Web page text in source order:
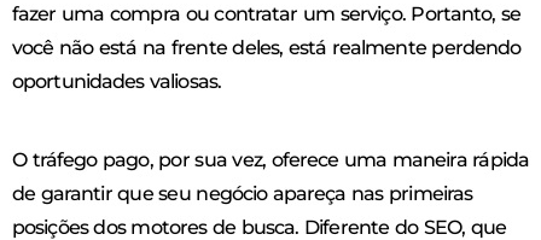
fazer uma compra ou contratar um serviço. Portanto, se
você não está na frente deles, está realmente perdendo
oportunidades valiosas.
O tráfego pago, por sua vez, oferece uma maneira rápida
de garantir que seu negócio apareça nas primeiras
posições dos motores de busca. Diferente do SEO, que